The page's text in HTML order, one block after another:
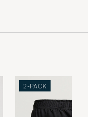
2-PACK